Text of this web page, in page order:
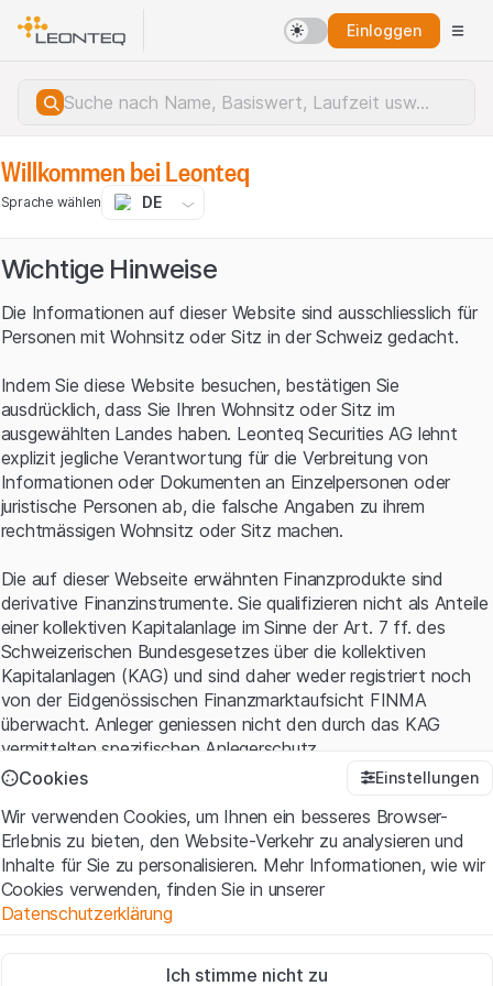
Einloggen
Serverfehler.
Willkommen bei Leonteq
Sprache wählen DE
Wichtige Hinweise
Die Informationen auf dieser Website sind ausschliesslich für
Personen mit Wohnsitz oder Sitz in der Schweiz gedacht.
Indem Sie diese Website besuchen, bestätigen Sie
ausdrücklich, dass Sie Ihren Wohnsitz oder Sitz im
ausgewählten Landes haben. Leonteq Securities AG lehnt
explizit jegliche Verantwortung für die Verbreitung von
Informationen oder Dokumenten an Einzelpersonen oder
juristische Personen ab, die falsche Angaben zu ihrem
rechtmässigen Wohnsitz oder Sitz machen.
Die auf dieser Webseite erwähnten Finanzprodukte sind
derivative Finanzinstrumente. Sie qualifizieren nicht als Anteile
einer kollektiven Kapitalanlage im Sinne der Art. 7 ff. des
Schweizerischen Bundesgesetzes über die kollektiven
Kapitalanlagen (KAG) und sind daher weder registriert noch
von der Eidgenössischen Finanzmarktaufsicht FINMA
überwacht. Anleger geniessen nicht den durch das KAG
vermittelten spezifischen Anlegerschutz.
Mit dem Zugriff auf diese Website der Leonteq Securities AG
(die "Website") erklären Sie, dass Sie die rechtlichen
Informationen und die wichtigen Hinweise und
Nutzungsbedingungenverstanden haben und akzeptieren.
Wenn Sie mit den Nutzungsbedingungen nicht einverstanden
Cookies Einstellungen
Wir verwenden Cookies, um Ihnen ein besseres Browser-
Erlebnis zu bieten, den Website-Verkehr zu analysieren und
Inhalte für Sie zu personalisieren. Mehr Informationen, wie wir
Cookies verwenden, finden Sie in unserer
Datenschutzerklärung
Diese Cookies sind für die Website erforderlich und können nicht
Ich stimme nicht zu